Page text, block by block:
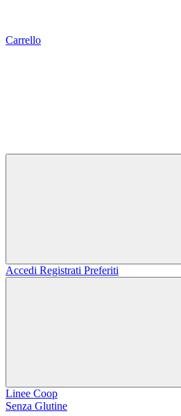
Carrello
Accedi Registrati Preferiti
Linee Coop
Senza Glutine